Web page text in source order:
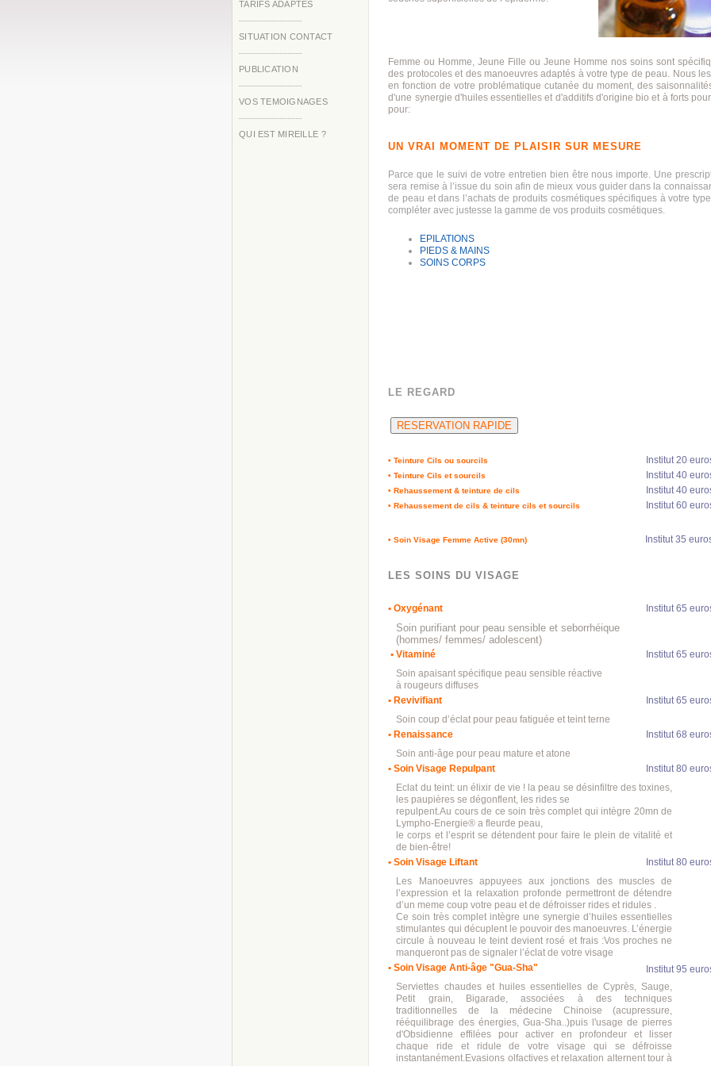
TARIFS ADAPTES
SITUATION CONTACT
PUBLICATION
VOS TEMOIGNAGES
QUI EST MIREILLE ?
Femme ou Homme, Jeune Fille ou Jeune Homme nos soins sont
des protocoles et des manoeuvres adaptés à votre type de peau. Nous
en fonction de votre problématique cutanée du moment, des
d'une synergie d'huiles essentielles et d'additifs d'origine bio et à forts
pour:
UN VRAI MOMENT DE PLAISIR SUR MESURE
Parce que le suivi de votre entretien bien être nous importe. Une
sera remise à l’issue du soin afin de mieux vous guider dans la
de peau et dans l’achats de produits cosmétiques spécifiques à votre
compléter avec justesse la gamme de vos produits cosmétiques.
EPILATIONS
PIEDS & MAINS
SOINS CORPS
LE REGARD
RESERVATION RAPIDE
• Teinture Cils ou sourcils Institut 20
• Teinture Cils et sourcils Institut 40
• Rehaussement & teinture de cils Institut 40
• Rehaussement de cils & teinture cils et sourcils Institut 60
• Soin Visage Femme Active (30mn) Institut 35
LES SOINS DU VISAGE
• Oxygénant Institut 65
Soin purifiant pour peau sensible et seborrhéique
(hommes/ femmes/ adolescent)
•Vitaminé Institut 65
Soin apaisant spécifique peau sensible réactive
à rougeurs diffuses
• Revivifiant
Institut 65
Soin coup d’éclat pour peau fatiguée et teint terne
• Renaissance
Institut 68
Soin anti-âge pour peau mature et atone
• Soin Visage Repulpant
Institut 80
Eclat du teint: un élixir de vie ! la peau se désinfiltre des toxines,
les paupières se dégonflent, les rides se
repulpent.Au cours de ce soin très complet qui intègre 20mn de
Lympho-Energie® a fleurde peau,
le corps et l’esprit se détendent pour faire le plein de vitalité et
de bien-être!
• Soin Visage Liftant
Institut 80
Les Manoeuvres appuyees aux jonctions des muscles de
l’expression et la relaxation profonde permettront de détendre
d’un meme coup votre peau et de défroisser rides et ridules .
Ce soin très complet intègre une synergie d’huiles essentielles
stimulantes qui décuplent le pouvoir des manoeuvres. L’énergie
circule à nouveau le teint devient rosé et frais :Vos proches ne
manqueront pas de signaler l’éclat de votre visage
• Soin Visage Anti-âge "Gua-Sha"
Institut 95
Serviettes chaudes et huiles essentielles de Cyprès, Sauge,
Petit grain, Bigarade, associées à des techniques
traditionnelles de la médecine Chinoise (acupressure,
rééquilibrage des énergies, Gua-Sha..)puis l'usage de pierres
d'Obsidienne effilées pour activer en profondeur et lisser
chaque ride et ridule de votre visage qui se défroisse
instantanément.Evasions olfactives et relaxation alternent tour à